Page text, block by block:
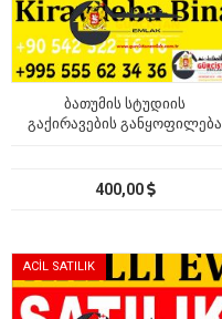
ბათუმის სტუდიის
გაქირავების განყოფილება
400,00
ACİL SATILIK